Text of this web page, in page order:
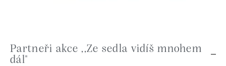
Partneři akce ,,Ze sedla vidíš mnohem
dál"